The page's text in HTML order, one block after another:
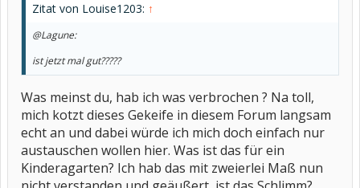
Zitat von Louise1203: ↑
@Lagune:
ist jetzt mal gut?????
Was meinst du, hab ich was verbrochen ? Na toll,
mich kotzt dieses Gekeife in diesem Forum langsam
echt an und dabei würde ich mich doch einfach nur
austauschen wollen hier. Was ist das für ein
Kinderagarten? Ich hab das mit zweierlei Maß nun